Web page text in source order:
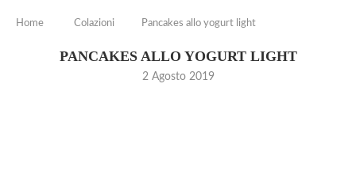
Home Colazioni Pancakes allo yogurt light
PANCAKES ALLO YOGURT LIGHT
2 Agosto 2019